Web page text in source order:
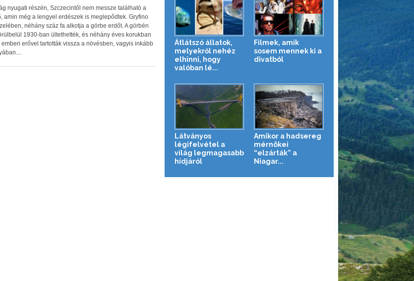
nyugati részén, Szczecintől nem messze található a
amin még a lengyel erdészek is meglepődtek. Gryfino
néhány száz fa alkotja a görbe erdőt. A görbén
1930-ban ültethették, és néhány éves korukban
erővel tartották vissza a növésben, vagyis inkább
Átlátszó állatok,
melyekről nehéz
elhinni, hogy
valóban lé...
Filmek, amik
sosem mennek ki a
divatból
Látványos
légifelvétel a
világ legmagasabb
hídjáról
Amikor a hadsereg
mérnökei
“elzárták” a
Niagar...